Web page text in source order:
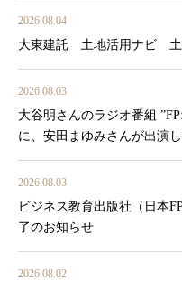
2026.08.04
大東建託 土地活用ナビ 土
2026.08.03
大谷明さんのラジオ番組
に、安田まゆみさんが出演し
2026.08.03
ビジネス教育出版社（日本
了のお知らせ
2026.08.02